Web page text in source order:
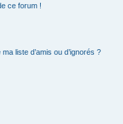
ce forum !
liste d’amis ou d’ignorés ?